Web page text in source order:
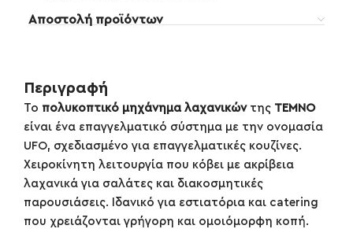
Αποστολή προϊόντων
Περιγραφή
Το πολυκοπτικό μηχάνημα λαχανικώντης TEMNO
είναι ένα επαγγελματικό σύστημα με την ονομασία
UFO, σχεδιασμένο για επαγγελματικές κουζίνες.
Χειροκίνητη λειτουργία που κόβει με ακρίβεια
λαχανικά για σαλάτες και διακοσμητικές
παρουσιάσεις. Ιδανικό για εστιατόρια και catering
που χρειάζονται γρήγορη και ομοιόμορφη κοπή.